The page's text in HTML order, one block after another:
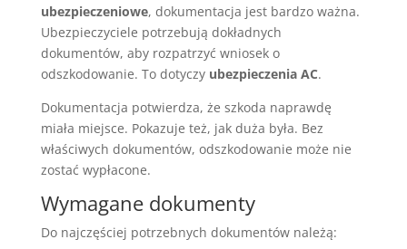
ubezpieczeniowe, dokumentacja jest bardzo ważna.
Ubezpieczyciele potrzebują dokładnych
dokumentów, aby rozpatrzyć wniosek o
odszkodowanie. To dotyczy ubezpieczenia AC.
Dokumentacja potwierdza, że szkoda naprawdę
miała miejsce. Pokazuje też, jak duża była. Bez
właściwych dokumentów, odszkodowanie może nie
zostać wypłacone.
Wymagane dokumenty
Do najczęściej potrzebnych dokumentów należą: